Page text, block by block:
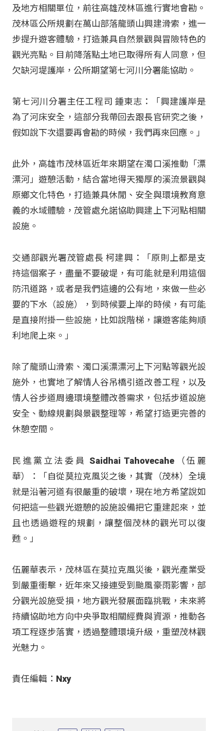
及地方相關單位，前往高雄茂林區進行實地會勘。
茂林區公所規劃在萬山部落龍頭山興建滑索，進一
步提升遊客體驗，打造兼具自然景觀與冒險特色的
觀光亮點。目前降落點土地已取得所有人同意，但
欠缺河堤護岸，公所期望第七河川分署能協助。​
第七河川分署主任工程司 鍾東志：「興建護岸是
為了河床安全，這部分我帶回去跟長官研究之後，
假如說下次還要再會勘的時候，我們再來回應。」​
此外，高雄市茂林區近年來期望在濁口溪推動「漂
漂河」遊憩活動，結合當地得天獨厚的溪流景觀與
原鄉文化特色，打造兼具休閒、安全與環境教育意
義的水域體驗，茂管處允諾協助興建上下河點相關
設施。​
交通部觀光署茂管處長 柯建興：「原則上都是支
持這個案子，盡量不要破堤，有可能就是利用這個
防汛道路，或者是我們這邊的公有地，來做一些必
要的下水（設施），到時候要上岸的時候，有可能
是直接附掛一些設施，比如說階梯，讓遊客能夠順
利地爬上來。」​
除了龍頭山滑索、濁口溪漂漂河上下河點等觀光設
施外，也實地了解情人谷吊橋引道改善工程，以及
情人谷步道周邊環境整體改善需求，包括步道設施
安全、動線規劃與景觀整理等，希望打造更完善的
休憩空間。​
民進黨立法委員 Saidhai Tahovecahe（伍麗
華）：「自從莫拉克風災之後，其實（茂林）全境
就是沿著河道有很嚴重的破壞，現在地方希望說如
何把這一些觀光遊憩的設施設備把它重建起來，並
且也透過遊程的規劃，讓整個茂林的觀光可以復
甦。」​
伍麗華表示，茂林區在莫拉克風災後，觀光產業受
到嚴重衝擊，近年來又接連受到颱風豪雨影響，部
分觀光設施受損，地方觀光發展面臨挑戰，未來將
持續協助地方向中央爭取相關經費與資源，推動各
項工程逐步落實，透過整體環境升級，重塑茂林觀
光魅力。​
責任編輯：Nxy